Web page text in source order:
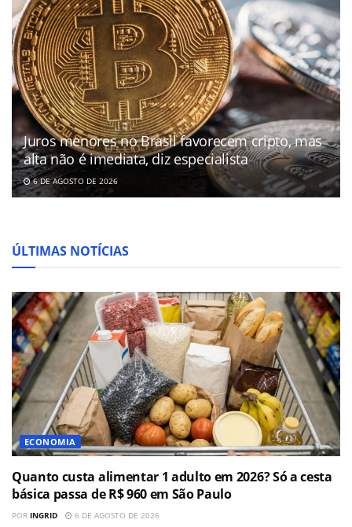
Juros menores no Brasil favorecem cripto, mas
alta não é imediata, diz especialista
6 DE AGOSTO DE 2026
ÚLTIMAS NOTÍCIAS
ECONOMIA
Quanto custa alimentar 1 adulto em 2026? Só a cesta
básica passa de R$ 960 em São Paulo
POR INGRID 6 DE AGOSTO DE 2026